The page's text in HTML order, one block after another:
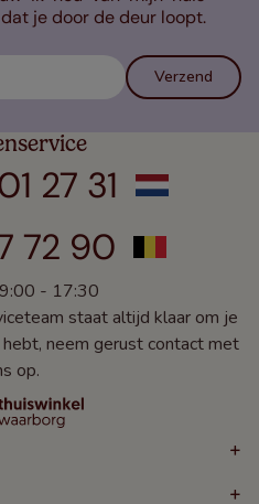
je door de deur loopt.
Verzend
27 31
72 90
- 17:30
staat altijd klaar om je
neem gerust contact met
op.
+
+